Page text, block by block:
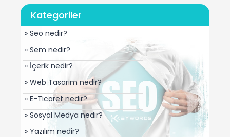
Kategoriler
» Seo nedir?
» Sem nedir?
» İçerik nedir?
» Web Tasarım nedir?
» E-Ticaret nedir?
» Sosyal Medya nedir?
» Yazılım nedir?